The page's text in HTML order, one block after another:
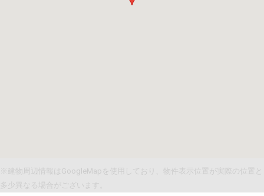
※建物周辺情報はGoogleMapを使用しており、物件表示位置が実際の位置と
多少異なる場合がございます。